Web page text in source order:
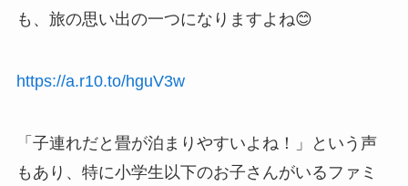
も、旅の思い出の一つになりますよね😊
https://a.r10.to/hguV3w
「子連れだと畳が泊まりやすいよね！」という声
もあり、特に小学生以下のお子さんがいるファミ